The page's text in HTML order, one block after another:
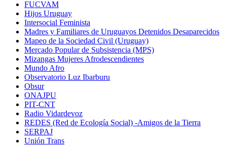
FUCVAM
Hijos Uruguay
Intersocial Feminista
Madres y Familiares de Uruguayos Detenidos Desaparecidos
Mapeo de la Sociedad Civil (Uruguay)
Mercado Popular de Subsistencia (MPS)
Mizangas Mujeres Afrodescendientes
Mundo Afro
Observatorio Luz Ibarburu
Obsur
ONAJPU
PIT-CNT
Radio Vidardevoz
REDES (Red de Ecología Social) -Amigos de la Tierra
SERPAJ
Unión Trans